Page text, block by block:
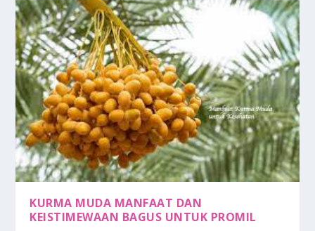
KURMA MUDA MANFAAT DAN
KEISTIMEWAAN BAGUS UNTUK PROMIL